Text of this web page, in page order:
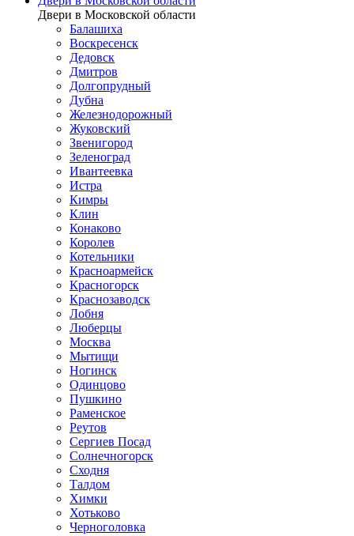
Двери в Московской области
Балашиха
Воскресенск
Дедовск
Дмитров
Долгопрудный
Дубна
Железнодорожный
Жуковский
Звенигород
Зеленоград
Ивантеевка
Истра
Кимры
Клин
Конаково
Королев
Котельники
Красноармейск
Красногорск
Краснозаводск
Лобня
Люберцы
Москва
Мытищи
Ногинск
Одинцово
Пушкино
Раменское
Реутов
Сергиев Посад
Солнечногорск
Сходня
Талдом
Химки
Хотьково
Черноголовка